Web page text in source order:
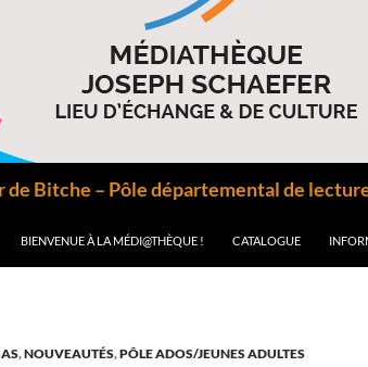
Bitche – Pôle départemental de
BIENVENUE À LA MÉDI@THÈQUE ! CATALOGUE
,NOUVEAUTÉS,PÔLE ADOS/JEUNES ADULTES